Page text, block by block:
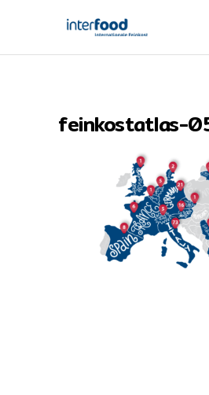
feinkostatlas-